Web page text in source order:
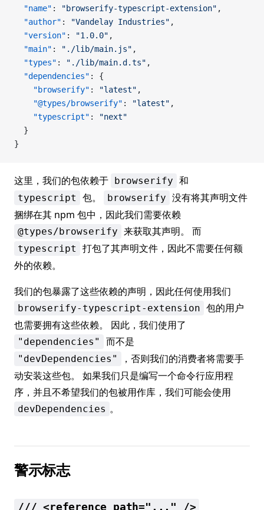
  "name"
: "browserify-typescript-extension" ,
  "author"
: "Vandelay Industries" ,
  "version"
: "1.0.0" ,
  "main"
: "./lib/main.js" ,
  "types"
: "./lib/main.d.ts" ,
  "dependencies"
: {
    "browserify"
: "latest" ,
    "@types/browserify"
: "latest" ,
    "typescript"
:
"next"
  }
}
这里，我们的包依赖于 browserify 和
typescript 包。 browserify 没有将其声明文件
捆绑在其 npm 包中，因此我们需要依赖
@types/browserify 来获取其声明。 而
typescript
打包了其声明文件，因此不需要任何额
外的依赖。
我们的包暴露了这些依赖的声明，因此任何使用我们
browserify-typescript-extension 包的用户
也需要拥有这些依赖。 因此，我们使用了
"dependencies" 而不是
"devDependencies"
，否则我们的消费者将需要手
动安装这些包。 如果我们只是编写一个命令行应用程
序，并且不希望我们的包被用作库，我们可能会使用
devDependencies 。
警示标志
/// <reference path="..." />